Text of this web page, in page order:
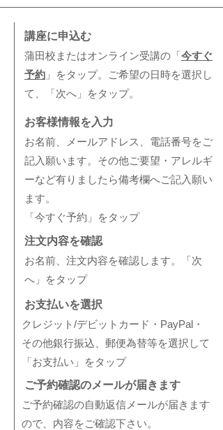
講座に申込む
​蒲田校またはオンライン受講の「今すぐ
予約 」をタップ。ご希望の日時を選択し
て、「次へ」をタップ。
お客様情報を入力
お名前、メールアドレス、電話番号をご
記入願います。その他ご要望・アレルギ
ーなど有りましたら備考欄へご記入願い
ます。
「今すぐ予約​」をタップ
注文内容を確認
​お名前、注文内容を確認します。「次
へ」をタップ
お支払いを選択
クレジット/デビットカード・PayPal・
その他銀行振込、郵便為替等を選択して
「お支払い」をタップ
ご予約確認のメールが届きます
ご予約確認の自動返信メールが届きます
ので、内容をご確認下さい。